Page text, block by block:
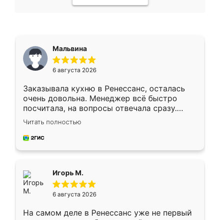
Мальвина
6 августа 2026
Заказывала кухню в Ренессанс, осталась
очень довольна. Менеджер всё быстро
посчитала, на вопросы отвечала сразу.
Замерщик приехал в субботу, подошёл к
делу со всей ответственностью. Собрали
за день, ребята работали аккуратно, даже
Читать полностью
Игорь М.
6 августа 2026
На самом деле в Ренессанс уже не первый